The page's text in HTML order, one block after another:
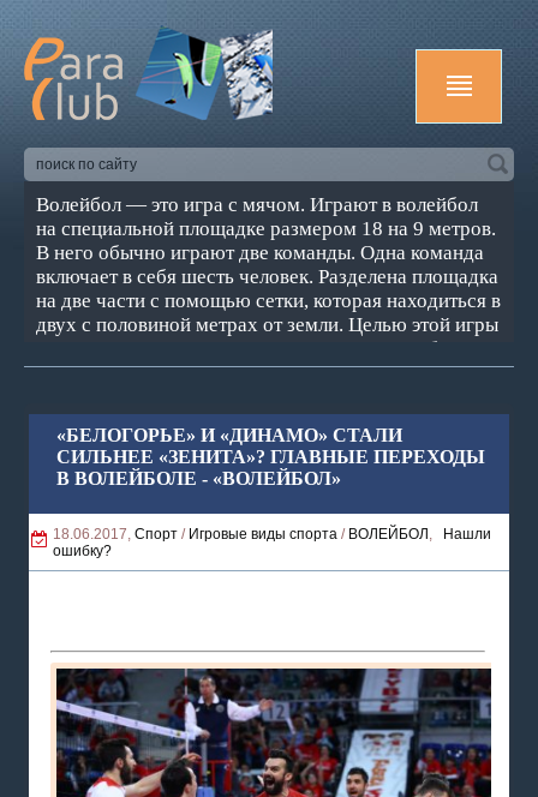
Волейбол — это игра с мячом. Играют в волейбол
на специальной площадке размером 18 на 9 метров.
В него обычно играют две команды. Одна команда
включает в себя шесть человек. Разделена площадка
на две части с помощью сетки, которая находиться в
двух с половиной метрах от земли. Целью этой игры
является задать такое направление мячу, чтобы он
пролетая сетку с Вашей стороны коснулся
мячу коснуться вашей площадки.
«БЕЛОГОРЬЕ» И «ДИНАМО» СТАЛИ
СИЛЬНЕЕ «ЗЕНИТА»? ГЛАВНЫЕ ПЕРЕХОДЫ
В ВОЛЕЙБОЛЕ - «ВОЛЕЙБОЛ»
18.06.2017, Спорт / Игровые виды спорта / ВОЛЕЙБОЛ ,
Нашли
ошибку?